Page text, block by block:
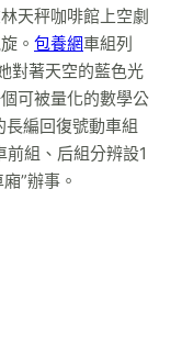
天秤咖啡館上空劇
。 包養網車組列
對著天空的藍色光
可被量化的數學公
長編回復號動車組
前組、后組分辨設1
”辦事。